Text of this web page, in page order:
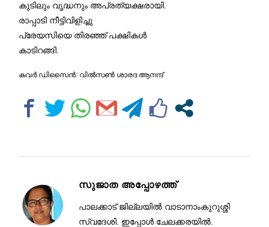
കുടിലും വൃദ്ധനും അപ്രത്യക്ഷരായി.
രാപ്പാടി നീട്ടിവിളിച്ചു
പ്രേയസിയെ തിരഞ്ഞ് പക്ഷികൾ
കാടിറങ്ങി.
കവര്‍ ഡിസൈന്‍: വില്‍സണ്‍ ശാരദ ആനന്ദ്‌
സുജാത അപ്പോഴത്ത്
പാലക്കാട് ജില്ലയിൽ വാടാനാംകുറുശ്ശി
സ്വദേശി. ഇപ്പോൾ ചേലക്കരയിൽ.